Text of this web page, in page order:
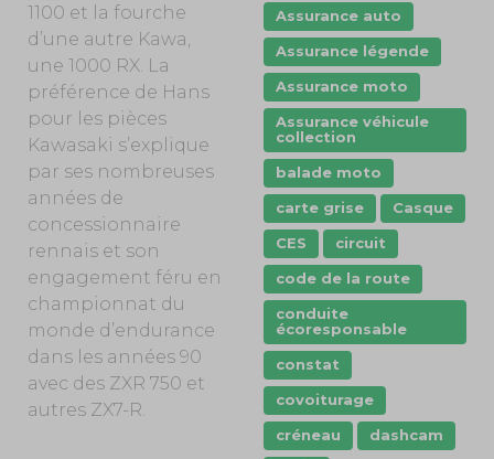
1100 et la fourche
d’une autre Kawa,
une 1000 RX. La
préférence de Hans
pour les pièces
Kawasaki s’explique
par ses nombreuses
années de
concessionnaire
rennais et son
engagement féru en
championnat du
monde d’endurance
dans les années 90
avec des ZXR 750 et
autres ZX7-R.
Assurance auto
Assurance légende
Assurance moto
Assurance véhicule
collection
balade moto
carte grise
Casque
CES
circuit
code de la route
conduite
écoresponsable
constat
covoiturage
créneau
dashcam